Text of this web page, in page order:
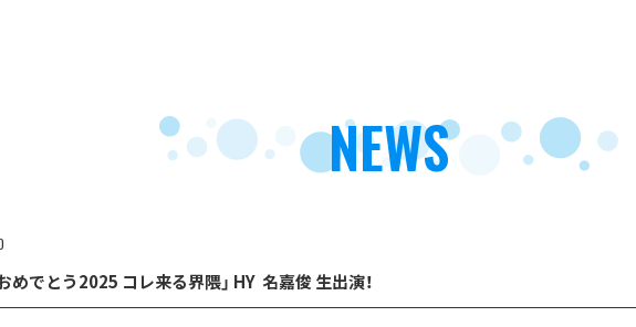
NEWS
めでとう2025 コレ来る界隈」 HY 名嘉俊 生出演！